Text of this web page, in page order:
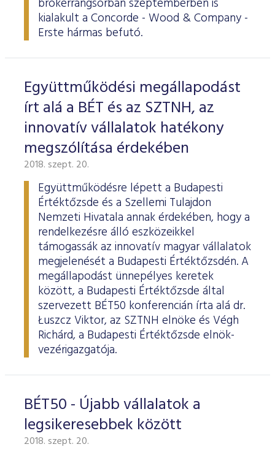
ESG Útmutató
brókerrangsorban szeptemberben is
kialakult a Concorde - Wood & Company -
Erste hármas befutó.
Együttműködési megállapodást
írt alá a BÉT és az SZTNH, az
innovatív vállalatok hatékony
megszólítása érdekében
2018. szept. 20.
Együttműködésre lépett a Budapesti
Értéktőzsde és a Szellemi Tulajdon
Nemzeti Hivatala annak érdekében, hogy a
rendelkezésre álló eszközeikkel
támogassák az innovatív magyar vállalatok
megjelenését a Budapesti Értéktőzsdén. A
megállapodást ünnepélyes keretek
között, a Budapesti Értéktőzsde által
szervezett BÉT50 konferencián írta alá dr.
Łuszcz Viktor, az SZTNH elnöke és Végh
Richárd, a Budapesti Értéktőzsde elnök-
vezérigazgatója.
BÉT50 - Újabb vállalatok a
legsikeresebbek között
2018. szept. 20.